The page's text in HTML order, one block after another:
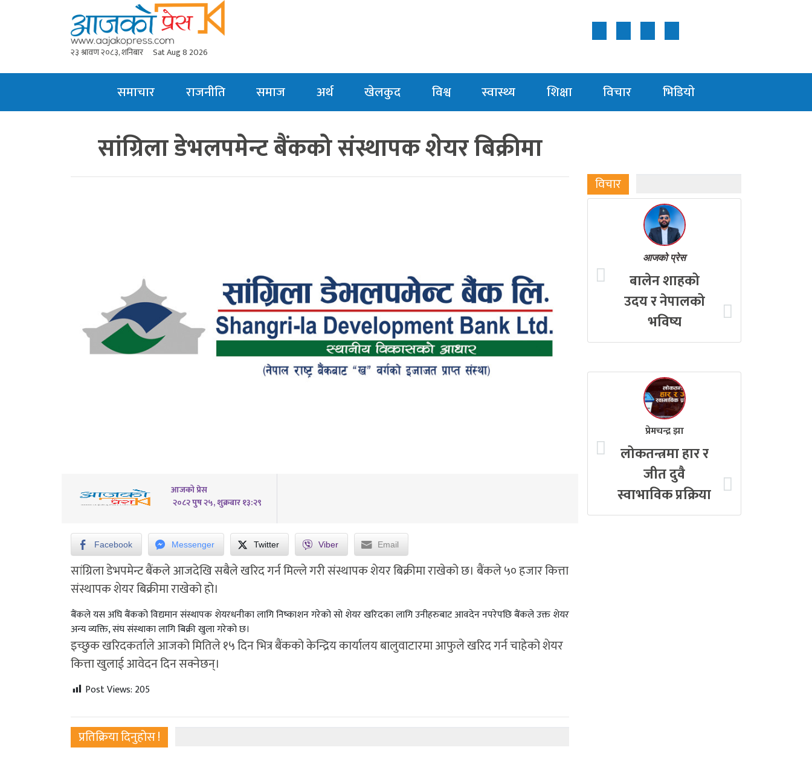
२३ श्रावण २०८३, शनिबार Sat Aug 8 2026
समाचार राजनीति समाज अर्थ खेलकुद विश्व स्वास्थ्य शिक्षा विचार भिडियाे
सांग्रिला डेभलपमेन्ट बैंकको संस्थापक शेयर बिक्रीमा
आजको प्रेस
२०८२ पुष २५, शुक्रबार १३:२९
Facebook Messenger Twitter Viber Email
सांग्रिला डेभपमेन्ट बैंकले आजदेखि सबैले खरिद गर्न मिल्ले गरी संस्थापक शेयर बिक्रीमा राखेको छ। बैंकले ५० हजार कित्ता
संस्थापक शेयर बिक्रीमा राखेको हो।
बैंकले यस अघि बैंकको विद्यमान संस्थापक शेयरधनीका लागि निष्काशन गरेको सो शेयर खरिदका लागि उनीहरुबाट आवदेन नपरेपछि बैंकले उक्त शेयर
अन्य व्यक्ति, संघ संस्थाका लागि बिक्री खुला गरेको छ।
इच्छुक खरिदकर्ताले आजको मितिले १५ दिन भित्र बैंकको केन्द्रिय कार्यालय बालुवाटारमा आफुले खरिद गर्न चाहेको शेयर
कित्ता खुलाई आवेदन दिन सक्नेछन्।
Post Views: 205
प्रतिक्रिया दिनुहोस !
विचार
आजको प्रेस
बालेन शाहको
उदय र नेपालको
भविष्य
प्रेमचन्द्र झा
लोकतन्त्रमा हार र
जीत दुवै
स्वाभाविक प्रक्रिया